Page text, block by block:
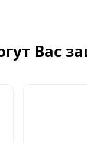
Вас